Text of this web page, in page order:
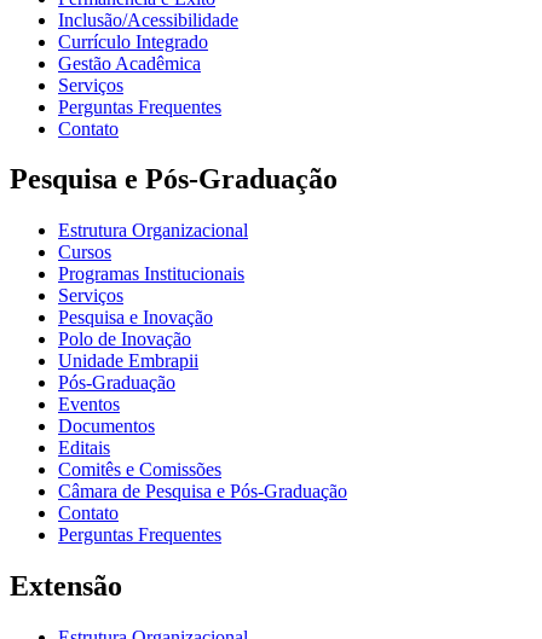
Inclusão/Acessibilidade
Currículo Integrado
Gestão Acadêmica
Serviços
Perguntas Frequentes
Contato
Pesquisa e Pós-Graduação
Estrutura Organizacional
Cursos
Programas Institucionais
Serviços
Pesquisa e Inovação
Polo de Inovação
Unidade Embrapii
Pós-Graduação
Eventos
Documentos
Editais
Comitês e Comissões
Câmara de Pesquisa e Pós-Graduação
Contato
Perguntas Frequentes
Extensão